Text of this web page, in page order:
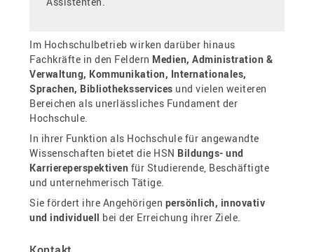
Im Hochschulbetrieb wirken darüber hinaus
Fachkräfte in den Feldern Medien, Administration &
Verwaltung, Kommunikation, Internationales,
Sprachen, Bibliotheksservices und vielen weiteren
Bereichen als unerlässliches Fundament der
Hochschule.
In ihrer Funktion als Hochschule für angewandte
Wissenschaften bietet die HSN Bildungs- und
Karriereperspektiven für Studierende, Beschäftigte
und unternehmerisch Tätige.
Sie fördert ihre Angehörigen persönlich, innovativ
und individuell bei der Erreichung ihrer Ziele.